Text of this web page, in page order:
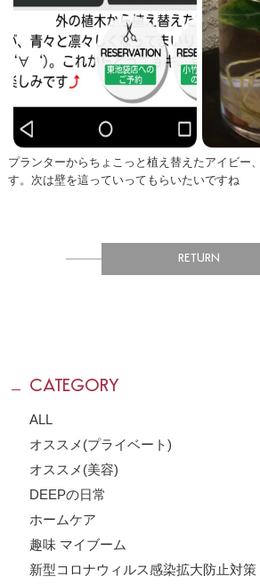
プランターからちょこっと植え替えたアイビー
す。次は壁を這っていってもらいたいですね
RETURN
CATEGORY
ALL
オススメ(プライベート)
オススメ(美容)
DEEPの日常
ホームケア
趣味 マイブーム
新型コロナウィルス感染拡大防止対策